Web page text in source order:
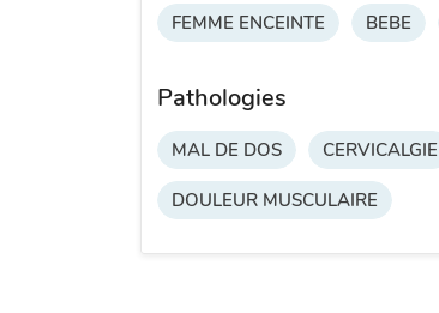
FEMME ENCEINTE BEBE
Pathologies
MAL DE DOS CERVICALGIE
DOULEUR MUSCULAIRE